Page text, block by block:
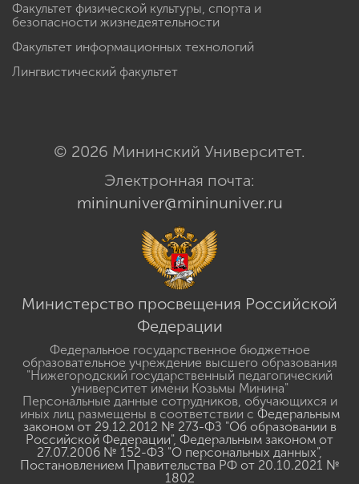
Факультет физической культуры, спорта и
безопасности жизнедеятельности
Факультет информационных технологий
Лингвистический факультет
© 2026 Мининский Университет.
Электронная почта:
mininuniver@mininuniver.ru
Министерство просвещения Российской
Федерации
Федеральное государственное бюджетное
образовательное учреждение высшего образования
"Нижегородский государственный педагогический
университет имени Козьмы Минина"
Персональные данные сотрудников, обучающихся и
иных лиц размещены в соответствии с Федеральным
законом от 29.12.2012 № 273-ФЗ "Об образовании в
Российской Федерации", Федеральным законом от
27.07.2006 № 152-ФЗ "О персональных данных",
Постановлением Правительства РФ от 20.10.2021 №
1802